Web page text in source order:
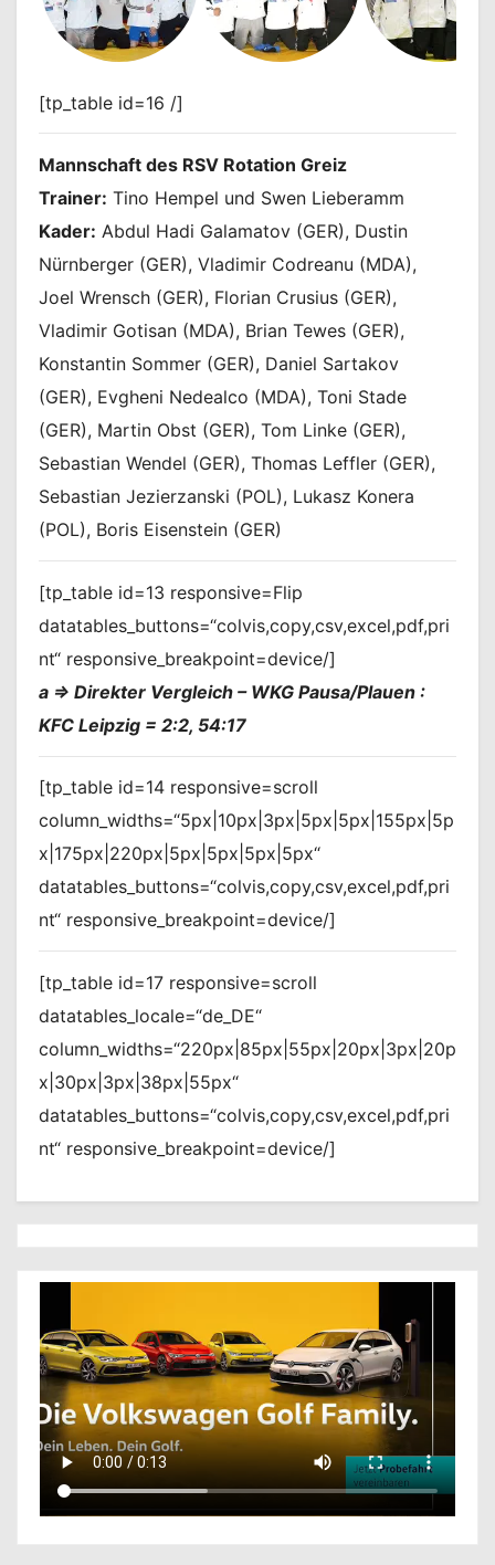
[tp_table id=16 /]
Mannschaft des RSV Rotation Greiz
Trainer: Tino Hempel und Swen Lieberamm
Kader: Abdul Hadi Galamatov (GER), Dustin
Nürnberger (GER), Vladimir Codreanu (MDA),
Joel Wrensch (GER), Florian Crusius (GER),
Vladimir Gotisan (MDA), Brian Tewes (GER),
Konstantin Sommer (GER), Daniel Sartakov
(GER), Evgheni Nedealco (MDA), Toni Stade
(GER), Martin Obst (GER), Tom Linke (GER),
Sebastian Wendel (GER), Thomas Leffler (GER),
Sebastian Jezierzanski (POL), Lukasz Konera
(POL), Boris Eisenstein (GER)
[tp_table id=13 responsive=Flip
datatables_buttons=“colvis,copy,csv,excel,pdf,pri
nt“ responsive_breakpoint=device/]
a => Direkter Vergleich – WKG Pausa/Plauen :
KFC Leipzig = 2:2, 54:17
[tp_table id=14 responsive=scroll
column_widths=“5px|10px|3px|5px|5px|155px|5p
x|175px|220px|5px|5px|5px|5px“
datatables_buttons=“colvis,copy,csv,excel,pdf,pri
nt“ responsive_breakpoint=device/]
[tp_table id=17 responsive=scroll
datatables_locale=“de_DE“
column_widths=“220px|85px|55px|20px|3px|20p
x|30px|3px|38px|55px“
datatables_buttons=“colvis,copy,csv,excel,pdf,pri
nt“ responsive_breakpoint=device/]